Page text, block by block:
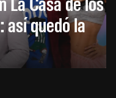
así quedó la